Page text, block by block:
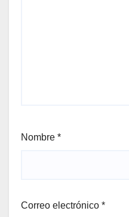
Nombre *
Correo electrónico *